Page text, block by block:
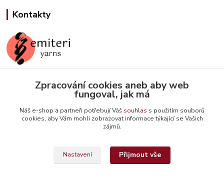
Kontakty
Jana Slámová
+420 608 507 824
info@emiteriyarns.cz
Zpracování cookies aneb aby web
fungoval, jak má
Náš e-shop a partneři potřebují Váš souhlas s použitím souborů
cookies, aby Vám mohli zobrazovat informace týkající se Vašich
zájmů.
Nastavení Přijmout vše